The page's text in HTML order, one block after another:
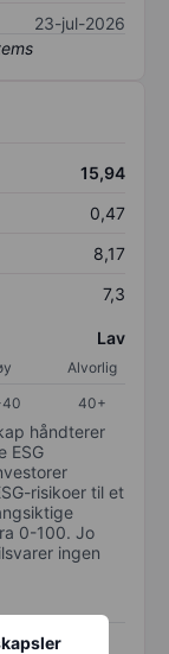
23-jul-2026
15,94
0,47
8,17
7,3
Lav
Alvorlig
40+
håndterer
ESG
risikoer til et
0-100. Jo
ingen